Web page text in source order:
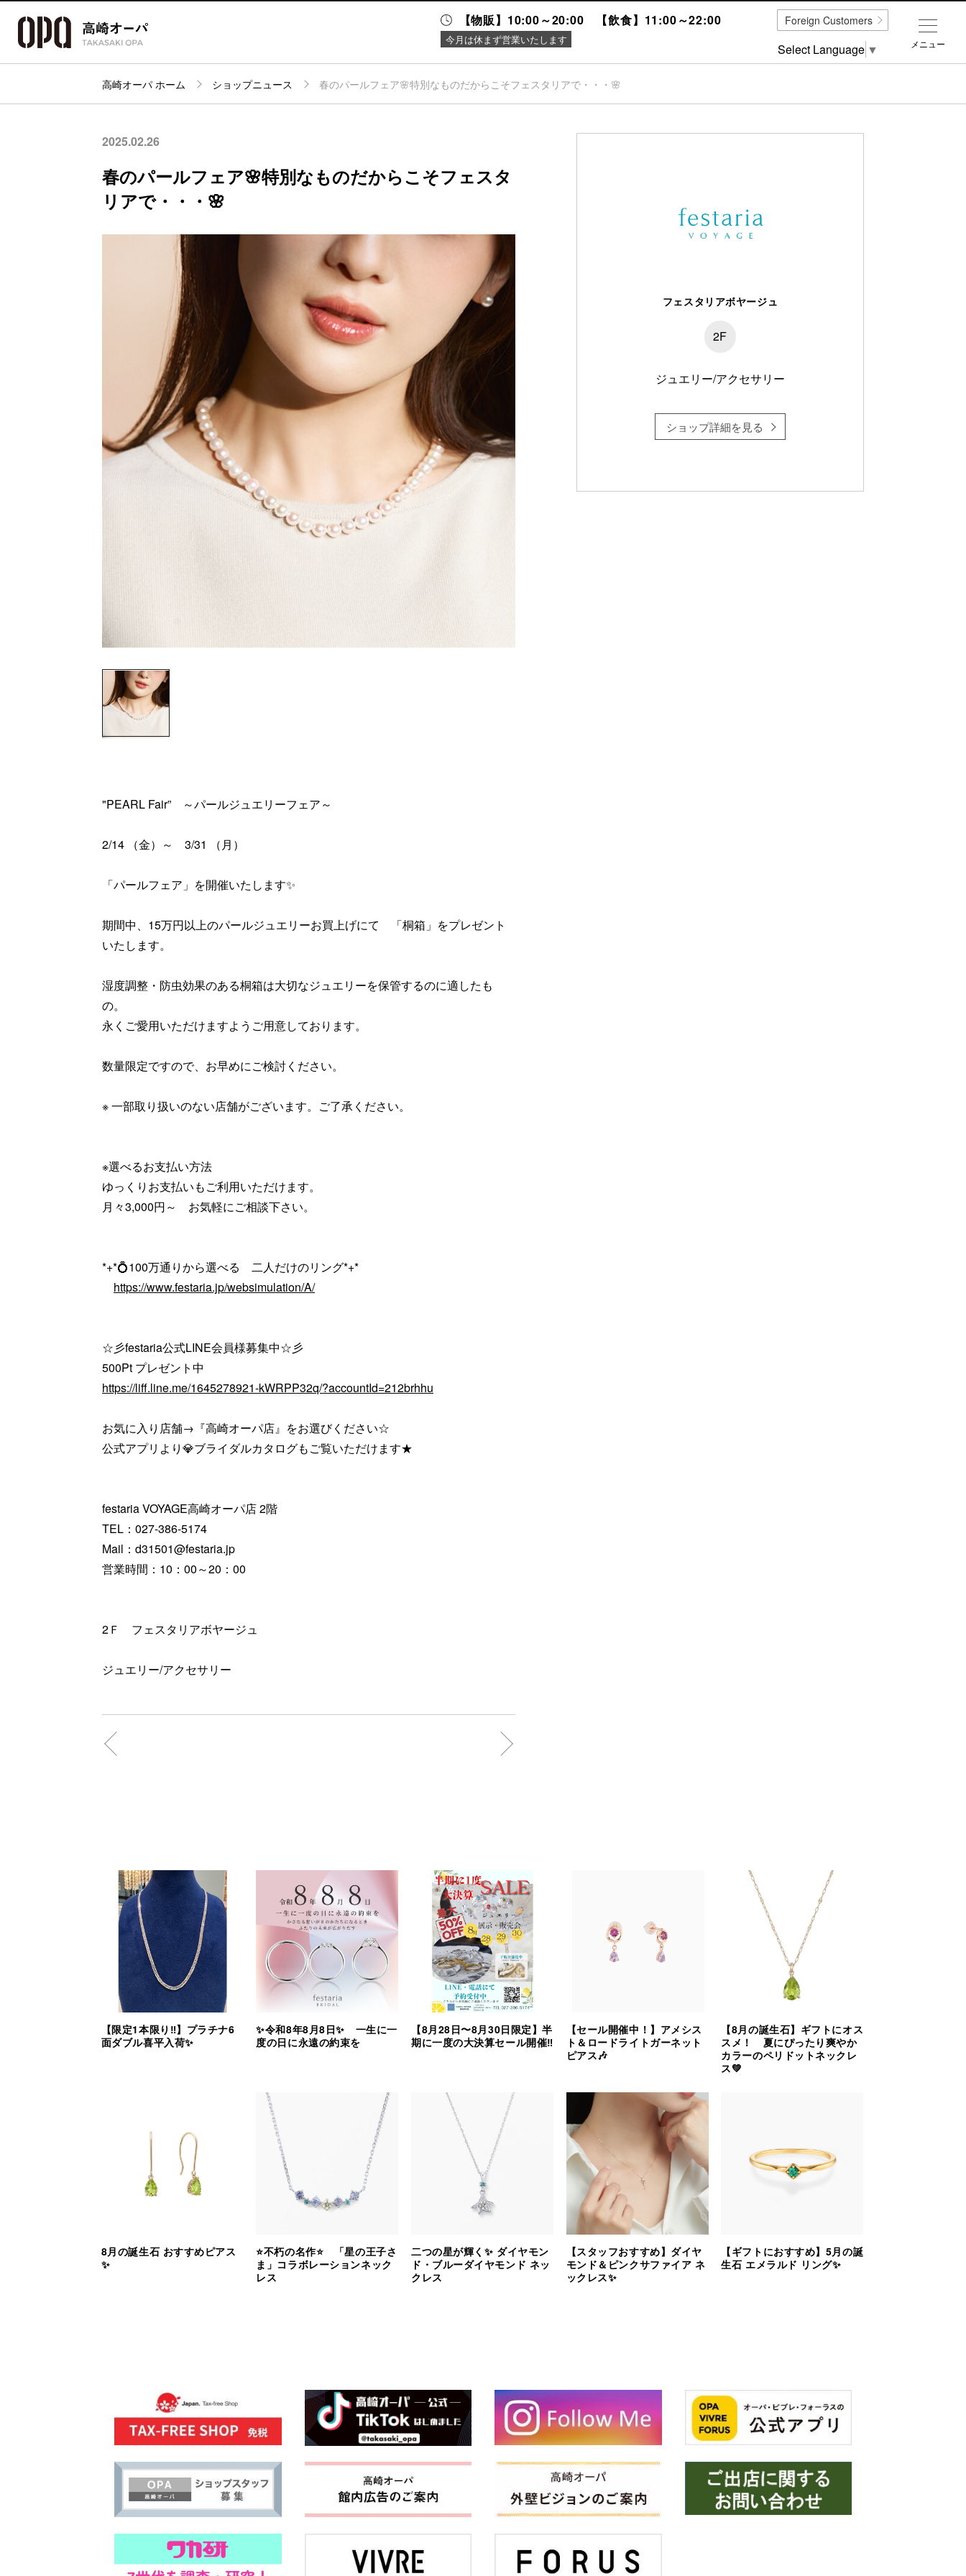
【物販】10:00～20:00 【飲食】11:00～22:00
今月は休まず営業いたします
パーキング
ニュース＆
イベント
高崎オーパ ホーム ショップニュース 春のパールフェア🌸特別なものだからこそフェスタリアで・・・🌸
2025.02.26
春のパールフェア🌸特別なものだからこそフェスタ
リアで・・・🌸
"PEARL Fair” ～パールジュエリーフェア～
2/14 （金）～ 3/31 （月）
「パールフェア」を開催いたします✨
期間中、15万円以上のパールジュエリーお買上げにて 「桐箱」をプレゼント
いたします。
湿度調整・防虫効果のある桐箱は大切なジュエリーを保管するのに適したも
の。
永くご愛用いただけますようご用意しております。
数量限定ですので、お早めにご検討ください。
※ 一部取り扱いのない店舗がございます。ご了承ください。
※選べるお支払い方法
ゆっくりお支払いもご利用いただけます。
月々3,000円～ お気軽にご相談下さい。
*+*💍100万通りから選べる 二人だけのリング*+*
https://www.festaria.jp/websimulation/A/
☆彡festaria公式LINE会員様募集中☆彡
500Pt プレゼント中
https://liff.line.me/1645278921-kWRPP32q/?accountId=212brhhu
お気に入り店舗→『高崎オーパ店』をお選びください☆
公式アプリより💎ブライダルカタログもご覧いただけます★
festaria VOYAGE高崎オーパ店 2階
TEL：027-386-5174
Mail：d31501@festaria.jp
営業時間：10：00～20：00
2Ｆ フェスタリアボヤージュ
ジュエリー/アクセサリー
フェスタリアボヤージュ
2F
ジュエリー/アクセサリー
ショップ詳細を見る
【限定1本限り‼︎】プラチナ6
面ダブル喜平入荷✨
✨令和8年8月8日✨ 一生に一
度の日に永遠の約束を
【8月28日〜8月30日限定】半
期に一度の大決算セール開催‼︎
【セール開催中！】アメシス
ト＆ロードライトガーネット
ピアス🎶
【8月の誕生石】ギフトにオス
スメ！ 夏にぴったり爽やか
カラーのペリドットネックレ
ス💚
8月の誕生石 おすすめピアス
✨
⭐️不朽の名作⭐️ 「星の王子さ
ま」コラボレーションネック
レス
二つの星が輝く✨ ダイヤモン
ド・ブルーダイヤモンド ネッ
クレス
【スタッフおすすめ】ダイヤ
モンド＆ピンクサファイア ネ
ックレス✨
【ギフトにおすすめ】5月の誕
生石 エメラルド リング✨
メニュー
Foreign Customers
Select Language ▼